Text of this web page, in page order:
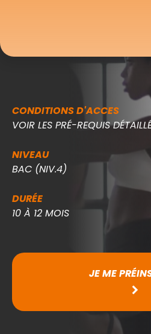
CONDITIONS D'ACCES
VOIR LES PRÉ-REQUIS
NIVEAU
BAC (NIV.4)
DURÉE
10 À 12 MOIS
JE ME